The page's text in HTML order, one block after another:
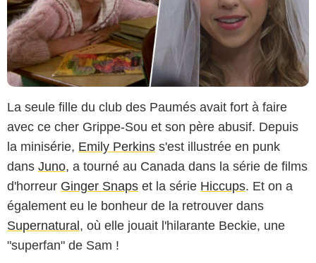
La seule fille du club des Paumés avait fort à faire
avec ce cher Grippe-Sou et son père abusif. Depuis
la minisérie, Emily Perkins s'est illustrée en punk
dans Juno, a tourné au Canada dans la série de films
d'horreur Ginger Snaps et la série Hiccups. Et on a
également eu le bonheur de la retrouver dans
Supernatural, où elle jouait l'hilarante Beckie, une
"superfan" de Sam !